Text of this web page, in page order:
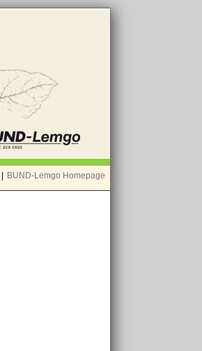
BUND-Lemgo Homepage